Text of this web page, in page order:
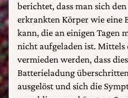
berichtet, dass man sich
erkrankten Körper wie eine
kann, die an einigen Tagen
nicht aufgeladen ist. Mittels
vermieden werden, dass
Batterieladung
ausgelöst und sich die